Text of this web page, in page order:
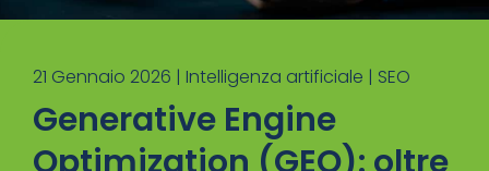
21 Gennaio 2026 | Intelligenza artificiale | SEO
Generative Engine